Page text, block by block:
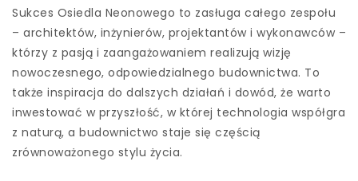
Sukces Osiedla Neonowego to zasługa całego zespołu
– architektów, inżynierów, projektantów i wykonawców –
którzy z pasją i zaangażowaniem realizują wizję
nowoczesnego, odpowiedzialnego budownictwa. To
także inspiracja do dalszych działań i dowód, że warto
inwestować w przyszłość, w której technologia współgra
z naturą, a budownictwo staje się częścią
zrównoważonego stylu życia.